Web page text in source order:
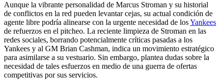
Aunque la vibrante personalidad de Marcus Stroman y su historial
de conflictos en la red pueden levantar cejas, su actual condición de
agente libre podría alinearse con la urgente necesidad de losYankees
de refuerzos en el pitcheo. La reciente limpieza de Stroman en las
redes sociales, borrando potencialmente críticas pasadas a los
Yankees y al GM Brian Cashman, indica un movimiento estratégico
para asimilarse a su vestuario. Sin embargo, plantea dudas sobre la
necesidad de tales esfuerzos en medio de una guerra de ofertas
competitivas por sus servicios.